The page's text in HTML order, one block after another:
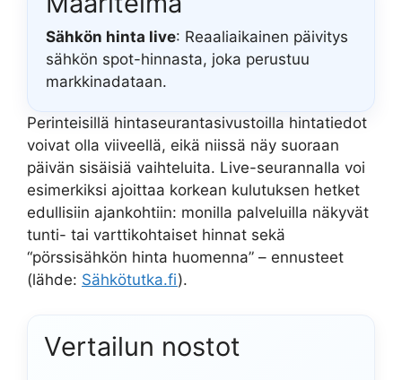
Sähkön hinta live: Reaaliaikainen päivitys
sähkön spot-hinnasta, joka perustuu
markkinadataan.
Perinteisillä hintaseurantasivustoilla hintatiedot
voivat olla viiveellä, eikä niissä näy suoraan
päivän sisäisiä vaihteluita. Live-seurannalla voi
esimerkiksi ajoittaa korkean kulutuksen hetket
edullisiin ajankohtiin: monilla palveluilla näkyvät
tunti- tai varttikohtaiset hinnat sekä
“pörssisähkön hinta huomenna” – ennusteet
(lähde: Sähkötutka.fi).
Vertailun nostot